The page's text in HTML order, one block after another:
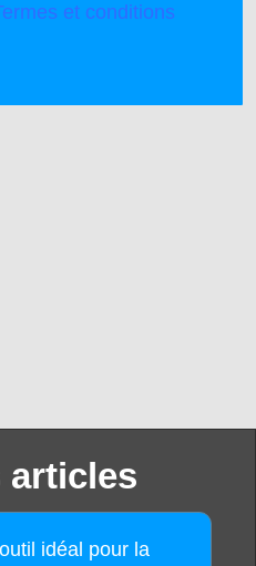
et conditions
articles
idéal pour la